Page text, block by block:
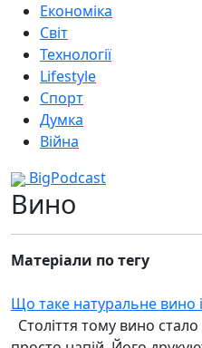
Економіка
Світ
Технології
Lifestyle
Спорт
Думка
Війна
BigPodcast
Вино
Матеріали по тегу
Що таке натуральне вино
Століття тому вино